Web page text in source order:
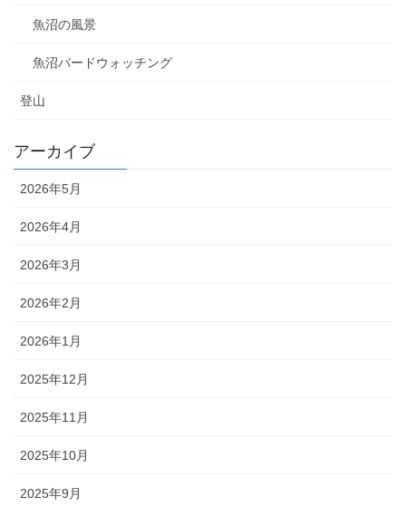
魚沼の風景
魚沼バードウォッチング
登山
アーカイブ
2026年5月
2026年4月
2026年3月
2026年2月
2026年1月
2025年12月
2025年11月
2025年10月
2025年9月